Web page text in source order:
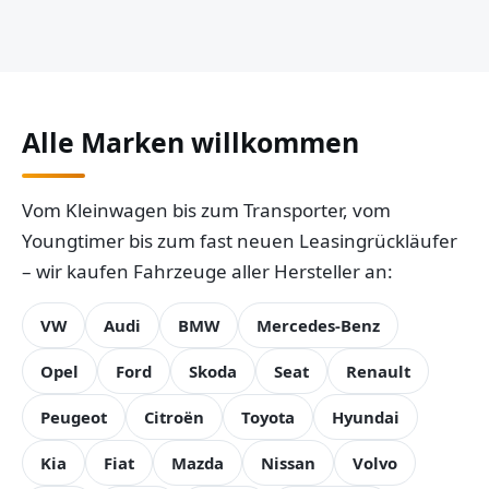
Alle Marken willkommen
Vom Kleinwagen bis zum Transporter, vom
Youngtimer bis zum fast neuen Leasingrückläufer
– wir kaufen Fahrzeuge aller Hersteller an:
VW Audi BMW Mercedes-Benz
Opel Ford Skoda Seat Renault
Peugeot Citroën Toyota Hyundai
Kia Fiat Mazda Nissan Volvo